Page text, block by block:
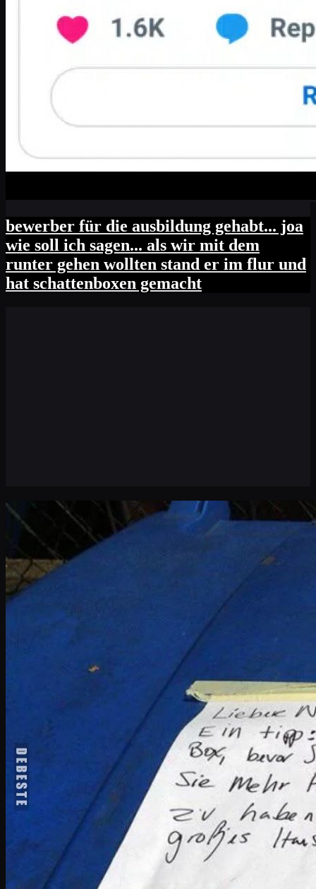
bewerber für die ausbildung gehabt... joa
wie soll ich sagen... als wir mit dem
runter gehen wollten stand er im flur und
hat schattenboxen gemacht